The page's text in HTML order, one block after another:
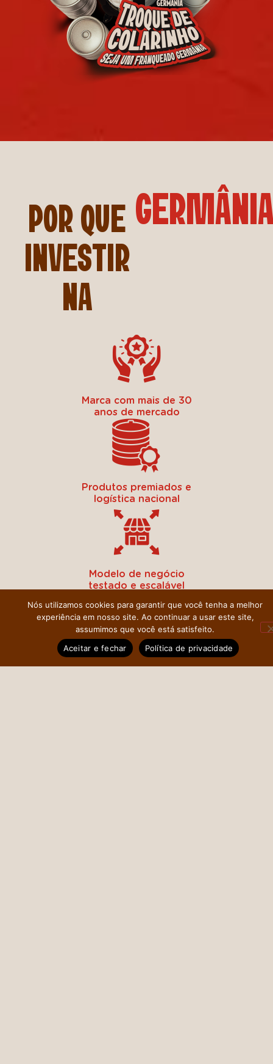
POR QUE
INVESTIR
NA
Marca com mais de 30
anos de mercado
Produtos premiados e
logística nacional
Modelo de negócio
testado e escalável
Nós utilizamos cookies para garantir que você tenha a melhor
experiência em nosso site. Ao continuar a usar este site,
assumimos que você está satisfeito.
Aceitar e fechar
Política de privacidade